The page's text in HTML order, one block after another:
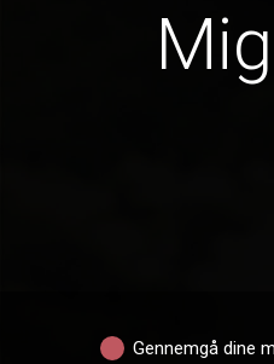
Gennemgå dine